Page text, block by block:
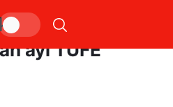
verileri ne oldu?
ayı TÜFE